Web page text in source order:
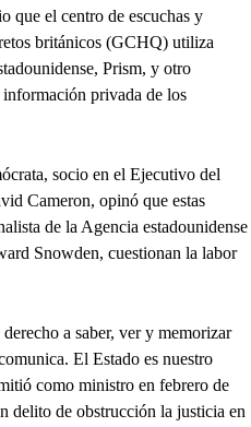
que el centro de escuchas y
británicos (GCHQ) utiliza
Prism, y otro
privada de los
socio en el Ejecutivo del
Cameron, opinó que estas
de la Agencia estadounidense
Snowden, cuestionan la labor
a saber, ver y memorizar
El Estado es nuestro
como ministro en febrero de
delito de obstrucción la justicia en